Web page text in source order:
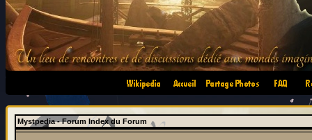
•
Mystpedia - Forum Index du Forum